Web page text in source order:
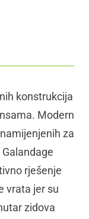
konstrukcija
Modern
za
rješenje
vrata jer su
zidova